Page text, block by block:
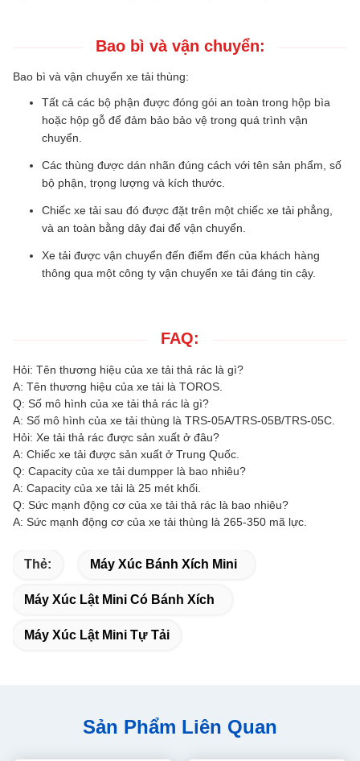
Bao bì và vận chuyển:
Bao bì và vận chuyển xe tải thùng:
Tất cả các bộ phận được đóng gói an toàn trong hộp bìa
hoặc hộp gỗ để đảm bảo bảo vệ trong quá trình vận
chuyển.
Các thùng được dán nhãn đúng cách với tên sản phẩm, số
bộ phận, trọng lượng và kích thước.
Chiếc xe tải sau đó được đặt trên một chiếc xe tải phẳng,
và an toàn bằng dây đai để vận chuyển.
Xe tải được vận chuyển đến điểm đến của khách hàng
thông qua một công ty vận chuyển xe tải đáng tin cậy.
FAQ:
Hỏi: Tên thương hiệu của xe tải thả rác là gì?
A: Tên thương hiệu của xe tải là TOROS.
Q: Số mô hình của xe tải thả rác là gì?
A: Số mô hình của xe tải thùng là TRS-05A/TRS-05B/TRS-05C.
Hỏi: Xe tải thả rác được sản xuất ở đâu?
A: Chiếc xe tải được sản xuất ở Trung Quốc.
Q: Capacity của xe tải dumpper là bao nhiêu?
A: Capacity của xe tải là 25 mét khối.
Q: Sức mạnh động cơ của xe tải thả rác là bao nhiêu?
A: Sức mạnh động cơ của xe tải thùng là 265-350 mã lực.
Thẻ: Máy Xúc Bánh Xích Mini
Máy Xúc Lật Mini Có Bánh Xích
Máy Xúc Lật Mini Tự Tải
Sản Phẩm Liên Quan